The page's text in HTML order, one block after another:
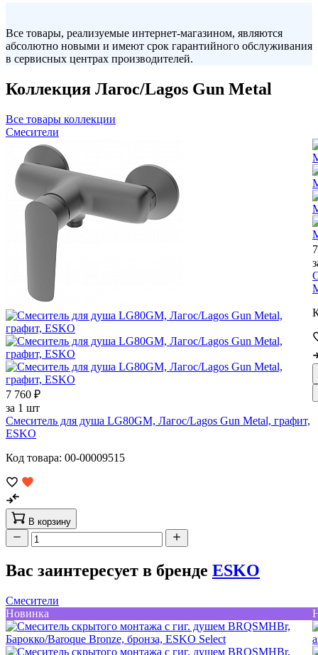
Все товары, реализуемые интернет-магазином, являются
абсолютно новыми и имеют срок гарантийного обслуживания
в сервисных центрах производителей.
Коллекция Лагос/Lagos Gun Metal
Все товары коллекции
Смесители
7 760 ₽
за 1 шт
Смеситель для душа LG80GM, Лагос/Lagos Gun Metal, графит,
ESKO
Код товара: 00-00009515
В корзину
Вас заинтересует в бренде ESKO
Смесители
Новинка